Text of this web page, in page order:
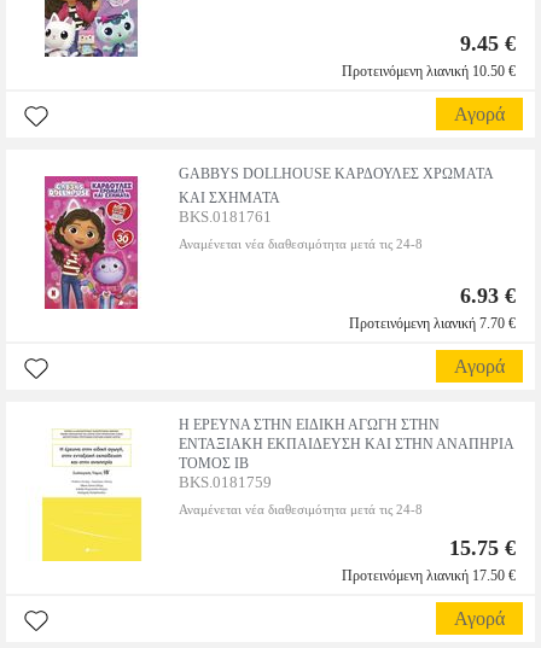
9.45 €
Προτεινόμενη λιανική 10.50 €
Αγορά
GABBYS DOLLHOUSE ΚΑΡΔΟΥΛΕΣ ΧΡΩΜΑΤΑ
ΚΑΙ ΣΧΗΜΑΤΑ
BKS.0181761
Αναμένεται νέα διαθεσιμότητα μετά τις 24-8
6.93 €
Προτεινόμενη λιανική 7.70 €
Αγορά
Η ΕΡΕΥΝΑ ΣΤΗΝ ΕΙΔΙΚΗ ΑΓΩΓΗ ΣΤΗΝ
ΕΝΤΑΞΙΑΚΗ ΕΚΠΑΙΔΕΥΣΗ ΚΑΙ ΣΤΗΝ ΑΝΑΠΗΡΙΑ
ΤΟΜΟΣ ΙΒ
BKS.0181759
Αναμένεται νέα διαθεσιμότητα μετά τις 24-8
15.75 €
Προτεινόμενη λιανική 17.50 €
Αγορά